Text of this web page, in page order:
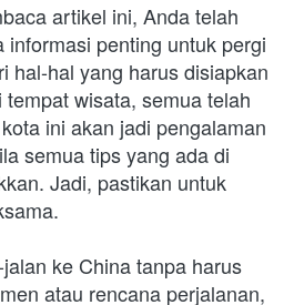
artikel ini, Anda telah
informasi penting untuk pergi
hal-hal yang harus disiapkan
wisata, semua telah
ini akan jadi pengalaman
semua tips yang ada di
Jadi, pastikan untuk
ke China tanpa harus